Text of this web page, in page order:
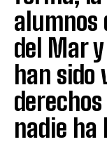
alumnos
del Mar
han sido
nadie ha